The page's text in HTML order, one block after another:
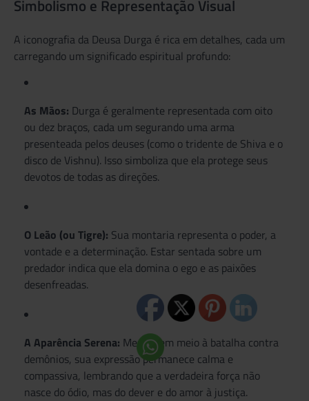
Simbolismo e Representação Visual
A iconografia da Deusa Durga é rica em detalhes, cada um
carregando um significado espiritual profundo:
As Mãos: Durga é geralmente representada com oito
ou dez braços, cada um segurando uma arma
presenteada pelos deuses (como o tridente de Shiva e o
disco de Vishnu). Isso simboliza que ela protege seus
devotos de todas as direções.
O Leão (ou Tigre): Sua montaria representa o poder, a
vontade e a determinação. Estar sentada sobre um
predador indica que ela domina o ego e as paixões
desenfreadas.
A Aparência Serena: Mesmo em meio à batalha contra
demônios, sua expressão permanece calma e
compassiva, lembrando que a verdadeira força não
nasce do ódio, mas do dever e do amor à justiça.